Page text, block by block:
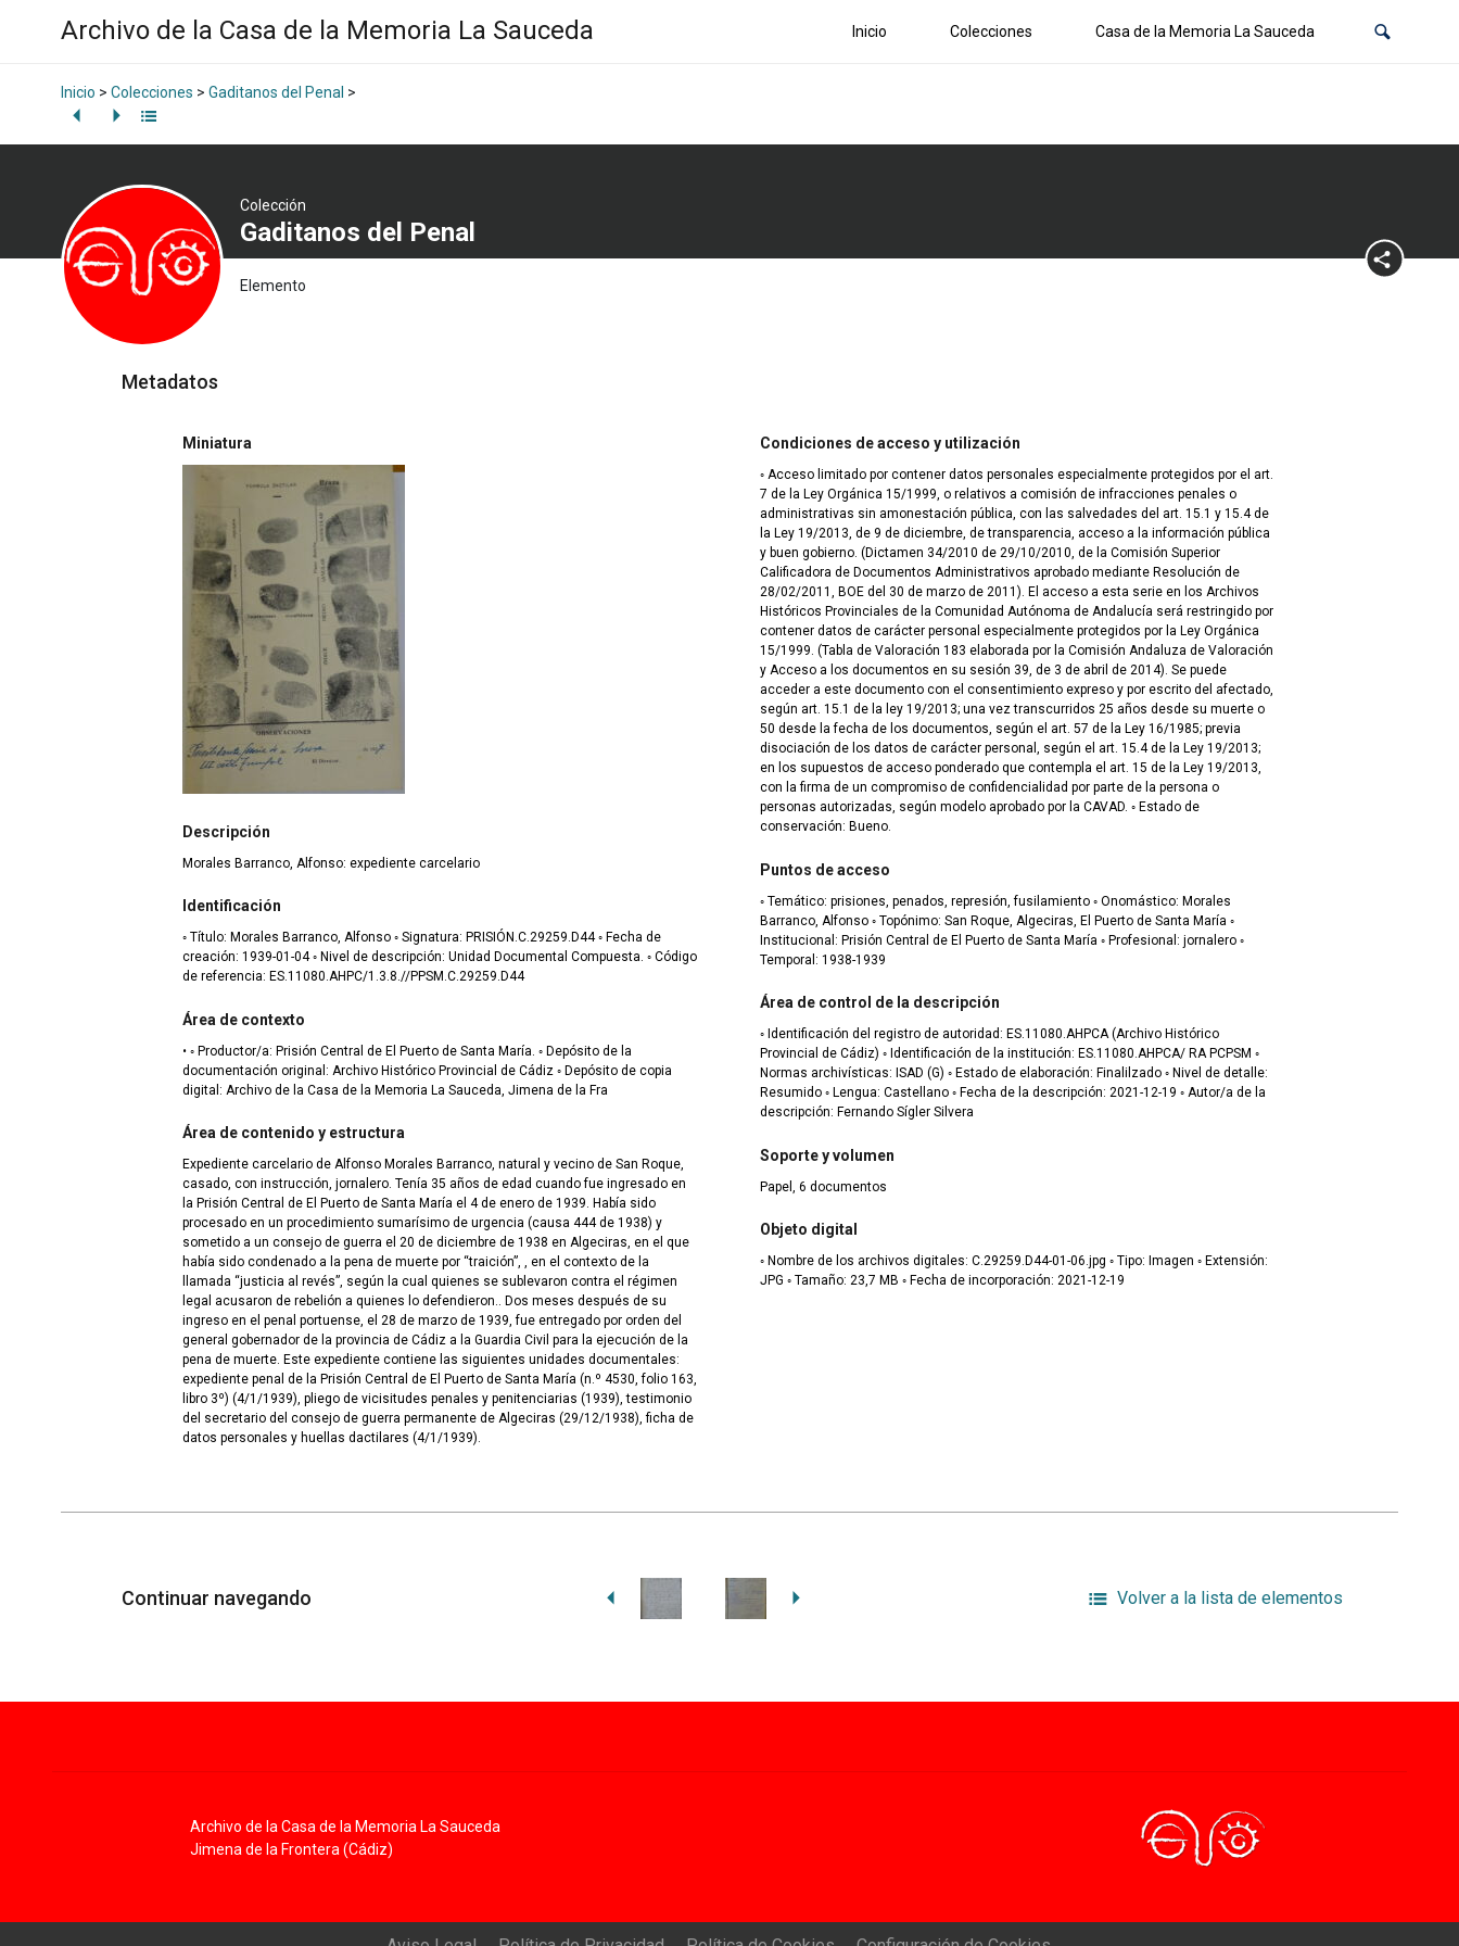
Archivo de la Casa de la Memoria La Sauceda Inicio Colecciones Casa de la Memoria La Sauceda
Inicio > Colecciones > Gaditanos del Penal >
Colección
Gaditanos del Penal
Elemento
Metadatos
Miniatura
Descripción
Morales Barranco, Alfonso: expediente carcelario
Identificación
◦ Título: Morales Barranco, Alfonso ◦ Signatura: PRISIÓN.C.29259.D44 ◦ Fecha de
creación: 1939-01-04 ◦ Nivel de descripción: Unidad Documental Compuesta. ◦ Código
de referencia: ES.11080.AHPC/1.3.8.//PPSM.C.29259.D44
Área de contexto
• ◦ Productor/a: Prisión Central de El Puerto de Santa María. ◦ Depósito de la
documentación original: Archivo Histórico Provincial de Cádiz ◦ Depósito de copia
digital: Archivo de la Casa de la Memoria La Sauceda, Jimena de la Fra
Área de contenido y estructura
Expediente carcelario de Alfonso Morales Barranco, natural y vecino de San Roque,
casado, con instrucción, jornalero. Tenía 35 años de edad cuando fue ingresado en
la Prisión Central de El Puerto de Santa María el 4 de enero de 1939. Había sido
procesado en un procedimiento sumarísimo de urgencia (causa 444 de 1938) y
sometido a un consejo de guerra el 20 de diciembre de 1938 en Algeciras, en el que
había sido condenado a la pena de muerte por “traición”, , en el contexto de la
llamada “justicia al revés”, según la cual quienes se sublevaron contra el régimen
legal acusaron de rebelión a quienes lo defendieron.. Dos meses después de su
ingreso en el penal portuense, el 28 de marzo de 1939, fue entregado por orden del
general gobernador de la provincia de Cádiz a la Guardia Civil para la ejecución de la
pena de muerte. Este expediente contiene las siguientes unidades documentales:
expediente penal de la Prisión Central de El Puerto de Santa María (n.º 4530, folio 163,
libro 3º) (4/1/1939), pliego de vicisitudes penales y penitenciarias (1939), testimonio
del secretario del consejo de guerra permanente de Algeciras (29/12/1938), ficha de
datos personales y huellas dactilares (4/1/1939).
Condiciones de acceso y utilización
◦ Acceso limitado por contener datos personales especialmente protegidos por el art.
7 de la Ley Orgánica 15/1999, o relativos a comisión de infracciones penales o
administrativas sin amonestación pública, con las salvedades del art. 15.1 y 15.4 de
la Ley 19/2013, de 9 de diciembre, de transparencia, acceso a la información pública
y buen gobierno. (Dictamen 34/2010 de 29/10/2010, de la Comisión Superior
Calificadora de Documentos Administrativos aprobado mediante Resolución de
28/02/2011, BOE del 30 de marzo de 2011). El acceso a esta serie en los Archivos
Históricos Provinciales de la Comunidad Autónoma de Andalucía será restringido por
contener datos de carácter personal especialmente protegidos por la Ley Orgánica
15/1999. (Tabla de Valoración 183 elaborada por la Comisión Andaluza de Valoración
y Acceso a los documentos en su sesión 39, de 3 de abril de 2014). Se puede
acceder a este documento con el consentimiento expreso y por escrito del afectado,
según art. 15.1 de la ley 19/2013; una vez transcurridos 25 años desde su muerte o
50 desde la fecha de los documentos, según el art. 57 de la Ley 16/1985; previa
disociación de los datos de carácter personal, según el art. 15.4 de la Ley 19/2013;
en los supuestos de acceso ponderado que contempla el art. 15 de la Ley 19/2013,
con la firma de un compromiso de confidencialidad por parte de la persona o
personas autorizadas, según modelo aprobado por la CAVAD. ◦ Estado de
conservación: Bueno.
Puntos de acceso
◦ Temático: prisiones, penados, represión, fusilamiento ◦ Onomástico: Morales
Barranco, Alfonso ◦ Topónimo: San Roque, Algeciras, El Puerto de Santa María ◦
Institucional: Prisión Central de El Puerto de Santa María ◦ Profesional: jornalero ◦
Temporal: 1938-1939
Área de control de la descripción
◦ Identificación del registro de autoridad: ES.11080.AHPCA (Archivo Histórico
Provincial de Cádiz) ◦ Identificación de la institución: ES.11080.AHPCA/ RA PCPSM ◦
Normas archivísticas: ISAD (G) ◦ Estado de elaboración: Finalilzado ◦ Nivel de detalle:
Resumido ◦ Lengua: Castellano ◦ Fecha de la descripción: 2021-12-19 ◦ Autor/a de la
descripción: Fernando Sígler Silvera
Soporte y volumen
Papel, 6 documentos
Objeto digital
◦ Nombre de los archivos digitales: C.29259.D44-01-06.jpg ◦ Tipo: Imagen ◦ Extensión:
JPG ◦ Tamaño: 23,7 MB ◦ Fecha de incorporación: 2021-12-19
Continuar navegando Volver a la lista de elementos
Archivo de la Casa de la Memoria La Sauceda
Jimena de la Frontera (Cádiz)